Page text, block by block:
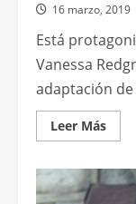
16 marzo, 2019
Está
Vanessa
adaptación de
Leer MásLeer
más
El